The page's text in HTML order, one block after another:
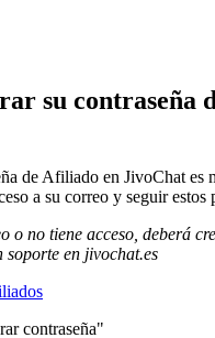
su contraseña
de Afiliado en JivoChat es
a su correo y seguir estos
o no tiene acceso, deberá
en jivochat.es
contraseña"